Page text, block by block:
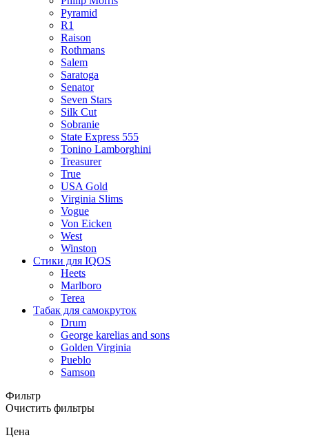
Pyramid
R1
Raison
Rothmans
Salem
Saratoga
Senator
Seven Stars
Silk Cut
Sobranie
State Express 555
Tonino Lamborghini
Treasurer
True
USA Gold
Virginia Slims
Vogue
Von Eicken
West
Winston
Стики для IQOS
Heets
Marlboro
Terea
Табак для самокруток
Drum
George karelias and sons
Golden Virginia
Pueblo
Samson
Фильтр
Очистить фильтры
Цена